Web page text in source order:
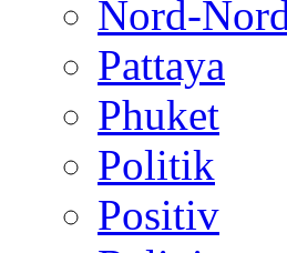
Nord-
Pattaya
Phuket
Politik
Positiv